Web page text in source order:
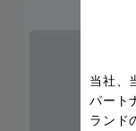
当社、
パート
ランド